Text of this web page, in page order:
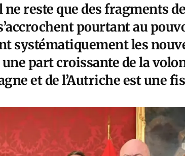
reste que des fragments
pourtant au
systématiquement les
part croissante de la
et de l’Autriche est une